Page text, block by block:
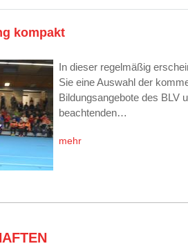
kompakt
In dieser regelmäßig
Sie eine Auswahl der
Bildungsangebote des BLV
beachtenden…
mehr